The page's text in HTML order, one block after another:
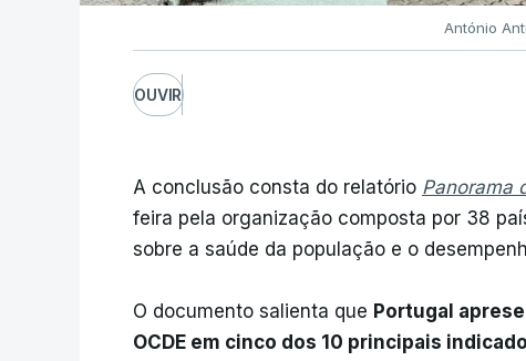
António
OUVIR
A conclusão consta do relatório Panorama
feira pela organização composta por 38
sobre a saúde da população e o
O documento salienta que Portugal
OCDE em cinco dos 10 principais